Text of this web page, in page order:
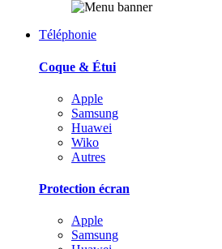
Téléphonie
Coque & Étui
Apple
Samsung
Huawei
Wiko
Autres
Protection écran
Apple
Samsung